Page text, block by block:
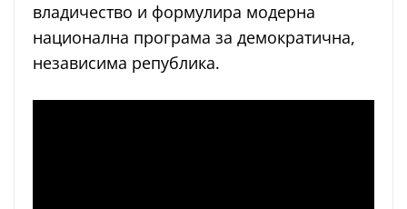
владичество и формулира модерна
национална програма за демократична,
независима република.